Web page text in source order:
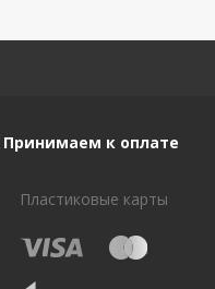
Принимаем к оплате
Пластиковые карты